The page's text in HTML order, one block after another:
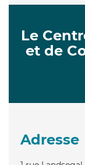
Le
et de
Adresse